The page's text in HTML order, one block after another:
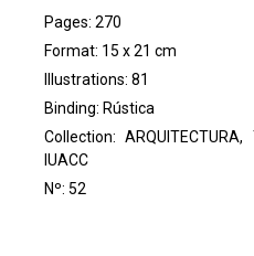
Pages: 270
Format: 15 x 21 cm
Illustrations: 81
Binding: Rústica
Collection:
IUACC
Nº: 52